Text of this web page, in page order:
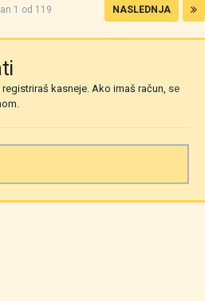
NASLEDNJA
1 od 119
kasneje. Ako imaš račun, se